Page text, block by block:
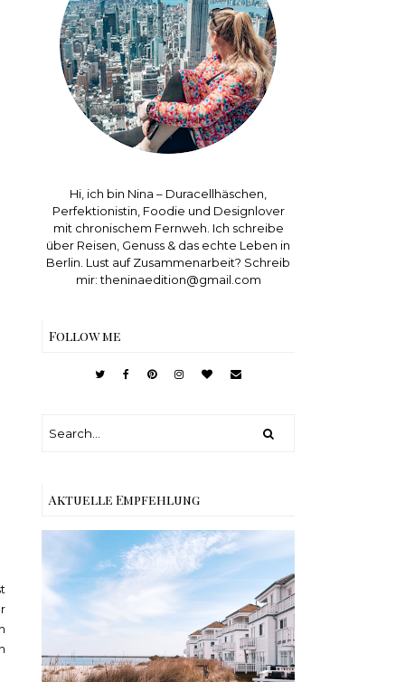
Hi, ich bin Nina – Duracellhäschen,
Perfektionistin, Foodie und Designlover
mit chronischem Fernweh. Ich schreibe
über Reisen, Genuss & das echte Leben in
Berlin. Lust auf Zusammenarbeit? Schreib
mir: theninaedition@gmail.com
Follow me
Aktuelle Empfehlung
Reisen - Schleiregion